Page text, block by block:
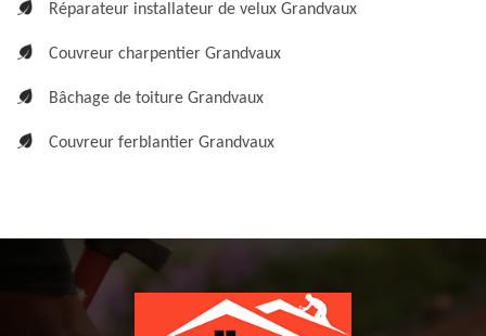
Réparateur installateur de velux Grandvaux
Couvreur charpentier Grandvaux
Bâchage de toiture Grandvaux
Couvreur ferblantier Grandvaux